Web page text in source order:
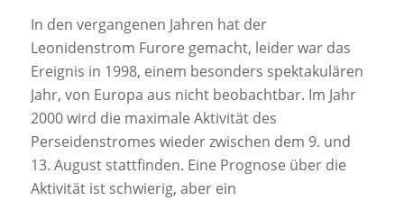
In den vergangenen Jahren hat der
Leonidenstrom Furore gemacht, leider war das
Ereignis in 1998, einem besonders spektakulären
Jahr, von Europa aus nicht beobachtbar. Im Jahr
2000 wird die maximale Aktivität des
Perseidenstromes wieder zwischen dem 9. und
13. August stattfinden. Eine Prognose über die
Aktivität ist schwierig, aber ein